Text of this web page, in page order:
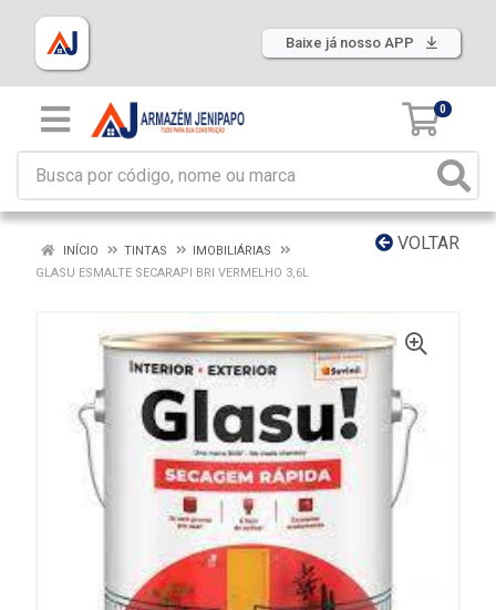
Baixe já nosso APP
0
VOLTAR
INÍCIO TINTAS
IMOBILIÁRIAS
GLASU ESMALTE SECARAPI BRI VERMELHO 3,6L